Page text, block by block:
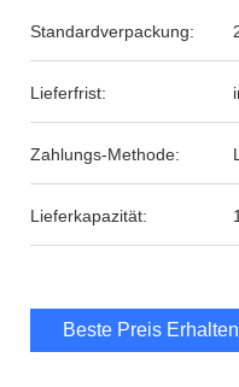
Standardverpackung:
Lieferfrist:
Zahlungs-Methode:
Lieferkapazität:
Beste Preis Erhalten